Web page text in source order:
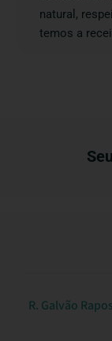
natural,
temos a
R. Galvão